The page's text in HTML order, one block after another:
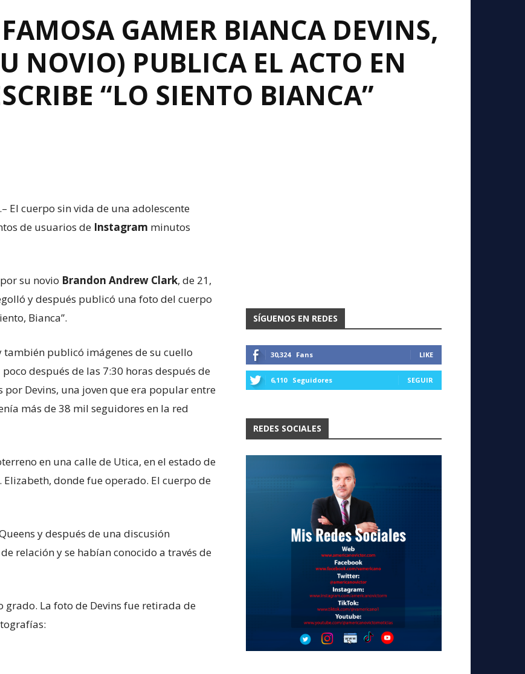
GAMER BIANCA DEVINS,
NOVIO) PUBLICA EL ACTO EN
“LO SIENTO BIANCA”
El cuerpo sin vida de una adolescente
de usuarios de Instagram minutos
su novio Brandon Andrew Clark, de 21,
y después publicó una foto del cuerpo
Bianca”.
publicó imágenes de su cuello
después de las 7:30 horas después de
Devins, una joven que era popular entre
más de 38 mil seguidores en la red
en una calle de Utica, en el estado de
donde fue operado. El cuerpo de
y después de una discusión
relación y se habían conocido a través de
grado. La foto de Devins fue retirada de
SÍGUENOS EN REDES
30,324 Fans LIKE
6,110 Seguidores SEGUIR
REDES SOCIALES